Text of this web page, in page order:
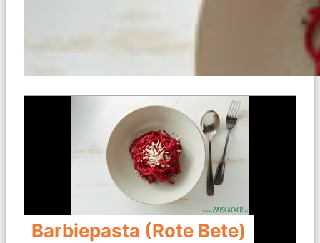
Barbiepasta (Rote Bete)